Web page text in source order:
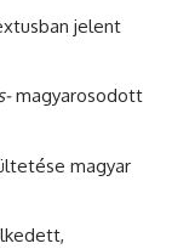
jelent
magyarosodott
magyar